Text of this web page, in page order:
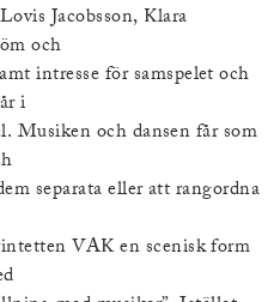
Jacobsson, Klara
och
intresse för samspelet och
i
Musiken och dansen får som
separata eller att rangordna
VAK en scenisk form